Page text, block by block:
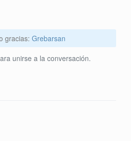
gracias: Grebarsan
unirse a la conversación.